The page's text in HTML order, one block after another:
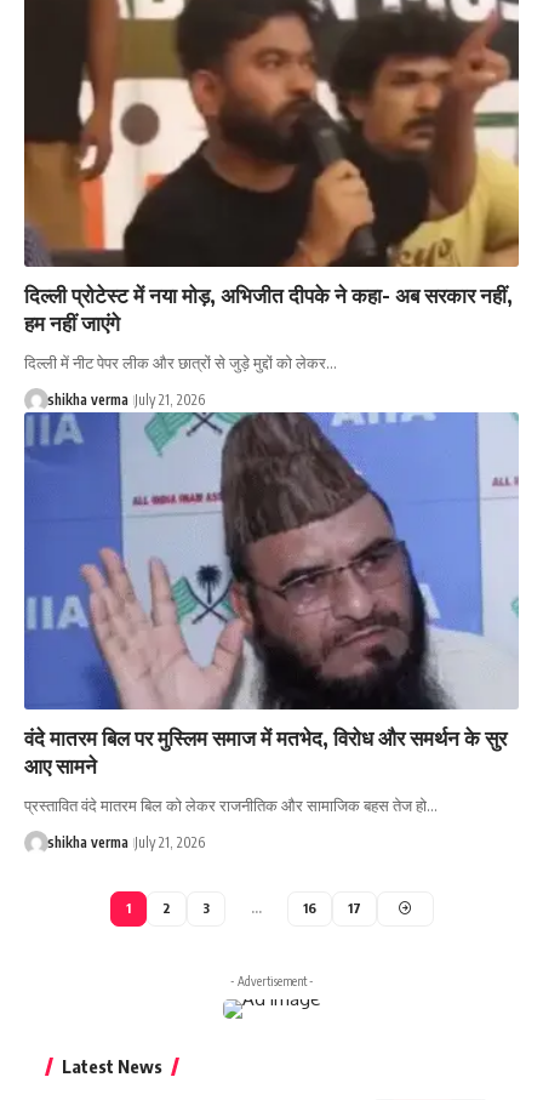
दिल्ली प्रोटेस्ट में नया मोड़, अभिजीत दीपके ने कहा- अब सरकार नहीं,
हम नहीं जाएंगे
दिल्ली में नीट पेपर लीक और छात्रों से जुड़े मुद्दों को लेकर…
shikha verma July 21, 2026
वंदे मातरम बिल पर मुस्लिम समाज में मतभेद, विरोध और समर्थन के सुर
आए सामने
प्रस्तावित वंदे मातरम बिल को लेकर राजनीतिक और सामाजिक बहस तेज हो…
shikha verma July 21, 2026
1 2 3 … 16 17
- Advertisement -
Latest News